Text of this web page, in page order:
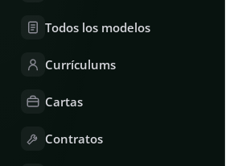
Todos los modelos
Currículums
Cartas
Contratos